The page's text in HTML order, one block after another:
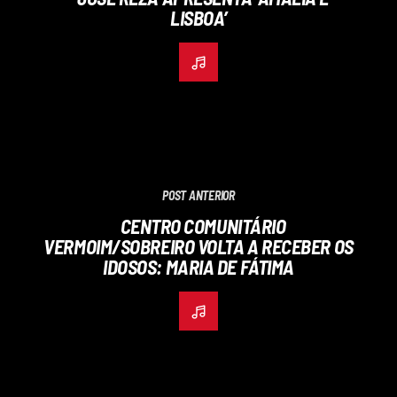
LISBOA’
POST ANTERIOR
CENTRO COMUNITÁRIO
VERMOIM/SOBREIRO VOLTA A RECEBER OS
IDOSOS: MARIA DE FÁTIMA